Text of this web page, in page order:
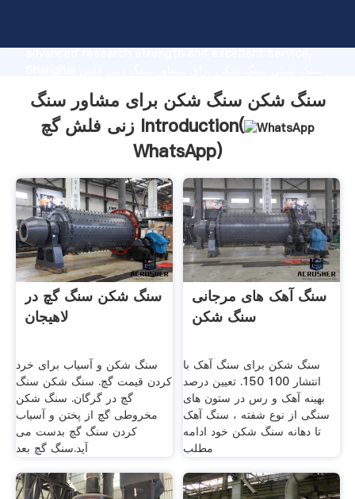
advanced research strength and excellent service,
customers.
سنگ شکن سنگ شکن برای مشاور سنگ
زنی فلش گچ Introduction(
WhatsApp)
سنگ شکن سنگ گچ در
لاهیجان
سنگ شکن و آسیاب برای خرد
کردن قیمت گچ. سنگ شکن سنگ
گچ در گرگان. سنگ شکن
مخروطی گچ از پختن و آسیاب
کردن سنگ گچ بدست می
آید.سنگ گچ بعد
سنگ آهک های مرجانی
سنگ شکن
سنگ شکن برای سنگ آهک با
انتشار 100 150. تعیین درصد
بهینه آهک و رس در ستون های
سنگی از نوع شفته ، سنگ آهک
تا دهانه سنگ شکن خود ادامه
مطلب